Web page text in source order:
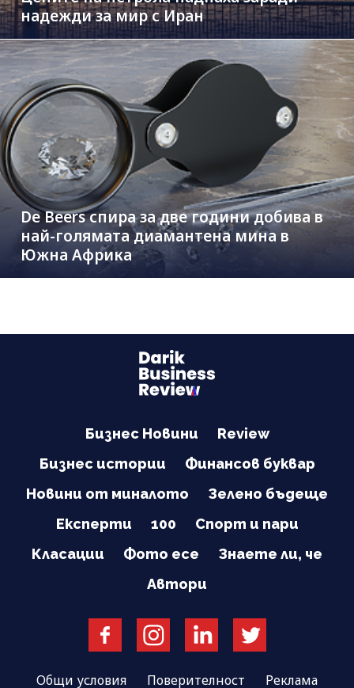
надежди за мир с Иран
De Beers спира за две години добива в
най-голямата диамантена мина в
Южна Африка
Бизнес Новини
Review
Бизнес истории
Финансов буквар
Новини от миналото
Зелено бъдеще
Експерти
100
Спорт и пари
Класации
Фото есе
Знаете ли, че
Автори
Общи условия Поверителност Реклама